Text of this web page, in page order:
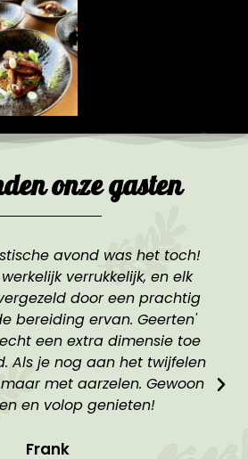
onze gasten
heeft voor onze bruiloft een
maat gemaakte BBQ-
Geerten was
meegaand en stelde een
samen op basis van onze
bood zelfs verschillende
die pasten bij verschillende
eten was voortreffelijk! We
bijdrage aan de mooiste